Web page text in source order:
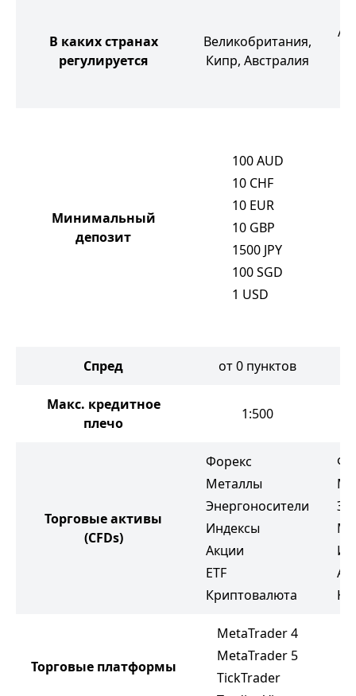
В каких странах
регулируется
Великобритания,
Кипр, Австралия
Минимальный
депозит
100 AUD
10 CHF
10 EUR
10 GBP
1500 JPY
100 SGD
1 USD
Спред от 0 пунктов
Макс. кредитное
плечо
1:500
Торговые активы
(CFDs)
Форекс
Металлы
Энергоносители
Индексы
Акции
ETF
Криптовалюта
Торговые платформы
MetaTrader 4
MetaTrader 5
TickTrader